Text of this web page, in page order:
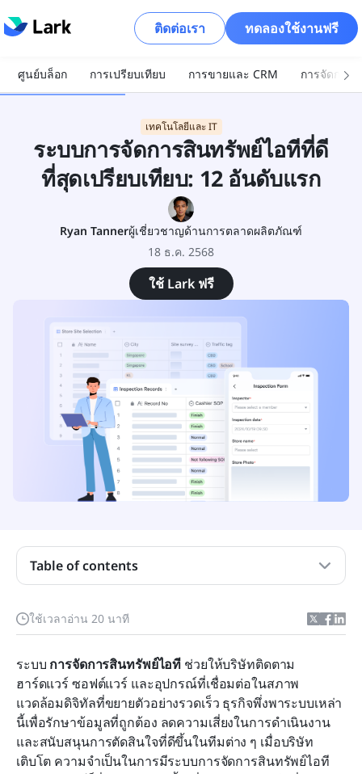
ติดต่อเรา ทดลองใช้งานฟรี
ศูนย์บล็อก การเปรียบเทียบ การขายและ CRM การจัดการ
เทคโนโลยีและ IT
ระบบการจัดการสินทรัพย์ไอทีที่ดี
ที่สุดเปรียบเทียบ: 12 อันดับแรก
Ryan Tannerผู้เชี่ยวชาญด้านการตลาดผลิตภัณฑ์
18 ธ.ค. 2568
ใช้ Lark ฟรี
ใช้เวลาอ่าน 20 นาที
ระบบ การจัดการสินทรัพย์ไอที ช่วยให้บริษัทติดตาม
ฮาร์ดแวร์ ซอฟต์แวร์ และอุปกรณ์ที่เชื่อมต่อในสภาพ
แวดล้อมดิจิทัลที่ขยายตัวอย่างรวดเร็ว ธุรกิจพึ่งพาระบบเหล่า
นี้เพื่อรักษาข้อมูลที่ถูกต้อง ลดความเสี่ยงในการดำเนินงาน
และสนับสนุนการตัดสินใจที่ดีขึ้นในทีมต่าง ๆ เมื่อบริษัท
เติบโต ความจำเป็นในการมีระบบการจัดการสินทรัพย์ไอที
Table of contents
ประเด็นสำคัญ: ระบบการจัดการสินค้าคงคลังไอที 5
ภาพรวมอย่างรวดเร็ว: 5 ระบบการจัดการสินค้า
คงคลังไอทีชั้นนำ
ประเภทของระบบสินค้าคงคลังไอที
ส่วนประกอบสำคัญของระบบการจัดการสินทรัพย์ไอที
12 เครื่องมือจัดการสินทรัพย์ไอทีชั้นนำที่คุณควร
สำรวจ
ประโยชน์ของการใช้ระบบการจัดการสินทรัพย์ไอที